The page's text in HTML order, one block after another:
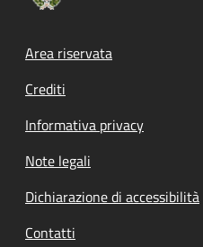
Footer menu
Area riservata
Crediti
Informativa privacy
Note legali
Dichiarazione di accessibilità
Contatti